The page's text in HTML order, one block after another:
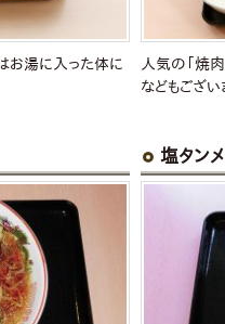
はお湯に入った体に
人気の「焼
などもござい
塩タン